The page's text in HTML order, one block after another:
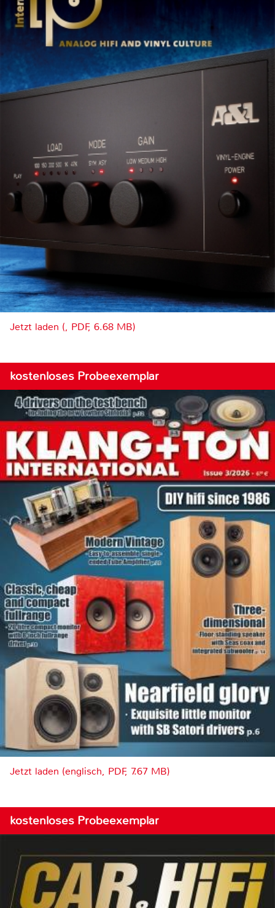
Jetzt laden (, PDF, 6.68 MB)
kostenloses Probeexemplar
Jetzt laden (englisch, PDF, 7.67 MB)
kostenloses Probeexemplar